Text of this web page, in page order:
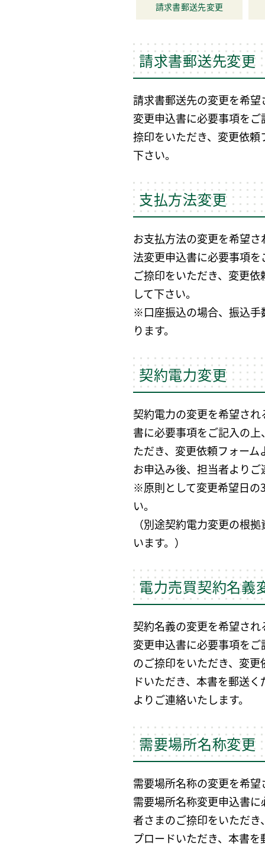
請求書郵送先変更
請求書郵送先変更
請求書郵送先の変更を希
変更申込書に必要事項を
捺印をいただき、変更依
下さい。
支払方法変更
お支払方法の変更を希望
法変更申込書に必要事項
ご捺印をいただき、変更
して下さい。
※口座振込の場合、振込手
ります。
契約電力変更
契約電力の変更を希望さ
書に必要事項をご記入の
ただき、変更依頼フォー
お申込み後、担当者より
※原則として変更希望日の
い。
（別途契約電力変更の根
います。）
電力売買契約名義
契約名義の変更を希望さ
変更申込書に必要事項を
のご捺印をいただき、変
ドいただき、本書を郵送
よりご連絡いたします。
需要場所名称変更
需要場所名称の変更を希
需要場所名称変更申込書
者さまのご捺印をいただ
プロードいただき、本書